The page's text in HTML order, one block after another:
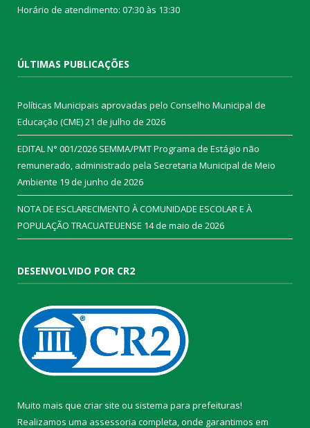
Horário de atendimento: 07:30 às 13:30
ÚLTIMAS PUBLICAÇÕES
Políticas Municipais aprovadas pelo Conselho Municipal de
Educação (CME)21 de julho de 2026
EDITAL N° 001/2026 SEMMA/PMT Programa de Estágio não
remunerado, administrado pela Secretaria Municipal de Meio
Ambiente 19 de junho de 2026
NOTA DE ESCLARECIMENTO À COMUNIDADE ESCOLAR E À
POPULAÇÃO TRACUATEUENSE 14 de maio de 2026
DESENVOLVIDO POR CR2
Muito mais que criar site ou sistema para prefeituras!
Realizamos uma assessoria completa, onde garantimos em